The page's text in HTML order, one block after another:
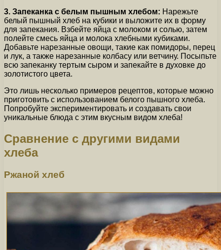
3. Запеканка с белым пышным хлебом: Нарежьте
белый пышный хлеб на кубики и выложите их в форму
для запекания. Взбейте яйца с молоком и солью, затем
полейте смесь яйца и молока хлебными кубиками.
Добавьте нарезанные овощи, такие как помидоры, перец
и лук, а также нарезанные колбасу или ветчину. Посыпьте
всю запеканку тертым сыром и запекайте в духовке до
золотистого цвета.
Это лишь несколько примеров рецептов, которые можно
приготовить с использованием белого пышного хлеба.
Попробуйте экспериментировать и создавать свои
уникальные блюда с этим вкусным видом хлеба!
Сравнение с другими видами
хлеба
Ржаной хлеб